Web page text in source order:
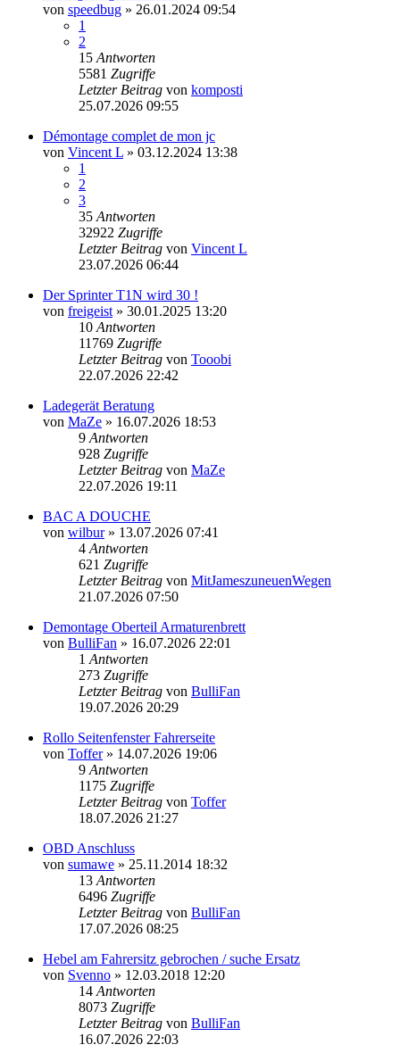
von speedbug » 26.01.2024 09:54
1
2
15 Antworten
5581 Zugriffe
Letzter Beitrag von komposti
25.07.2026 09:55
Démontage complet de mon jc
von Vincent L » 03.12.2024 13:38
1
2
3
35 Antworten
32922 Zugriffe
Letzter Beitrag von Vincent L
23.07.2026 06:44
Der Sprinter T1N wird 30 !
von freigeist » 30.01.2025 13:20
10 Antworten
11769 Zugriffe
Letzter Beitrag von Tooobi
22.07.2026 22:42
Ladegerät Beratung
von MaZe » 16.07.2026 18:53
9 Antworten
928 Zugriffe
Letzter Beitrag von MaZe
22.07.2026 19:11
BAC A DOUCHE
von wilbur» 13.07.2026 07:41
4 Antworten
621 Zugriffe
Letzter Beitrag von MitJameszuneuenWegen
21.07.2026 07:50
Demontage Oberteil Armaturenbrett
von BulliFan » 16.07.2026 22:01
1 Antworten
273 Zugriffe
Letzter Beitrag von BulliFan
19.07.2026 20:29
Rollo Seitenfenster Fahrerseite
von Toffer» 14.07.2026 19:06
9 Antworten
1175 Zugriffe
Letzter Beitrag von Toffer
18.07.2026 21:27
OBD Anschluss
von sumawe » 25.11.2014 18:32
13 Antworten
6496 Zugriffe
Letzter Beitrag von BulliFan
17.07.2026 08:25
Hebel am Fahrersitz gebrochen / suche Ersatz
von Svenno » 12.03.2018 12:20
14 Antworten
8073 Zugriffe
Letzter Beitrag von BulliFan
16.07.2026 22:03